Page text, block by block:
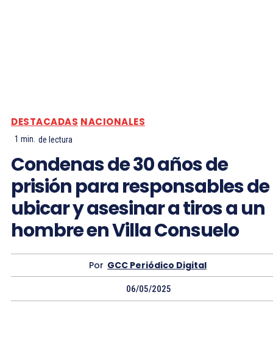
DESTACADAS NACIONALES
1 min. de lectura
Condenas de 30 años de
prisión para responsables de
ubicar y asesinar a tiros a un
hombre en Villa Consuelo
Por GCC Periódico Digital
06/05/2025